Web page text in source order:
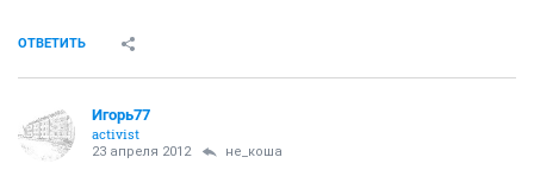
ОТВЕТИТЬ
Игорь77
activist
23 апреля 2012 не_коша